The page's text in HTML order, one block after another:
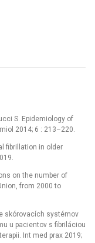
S. Epidemiology of
2014; 6 : 213–220.
fibrillation in older
on the number of
from 2000 to
skórovacích systémov
u pacientov s fibriláciou
Int med prax 2019;